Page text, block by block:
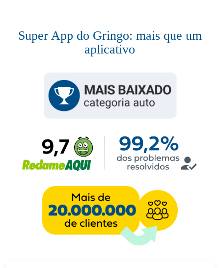
Super App do Gringo: mais que um
aplicativo